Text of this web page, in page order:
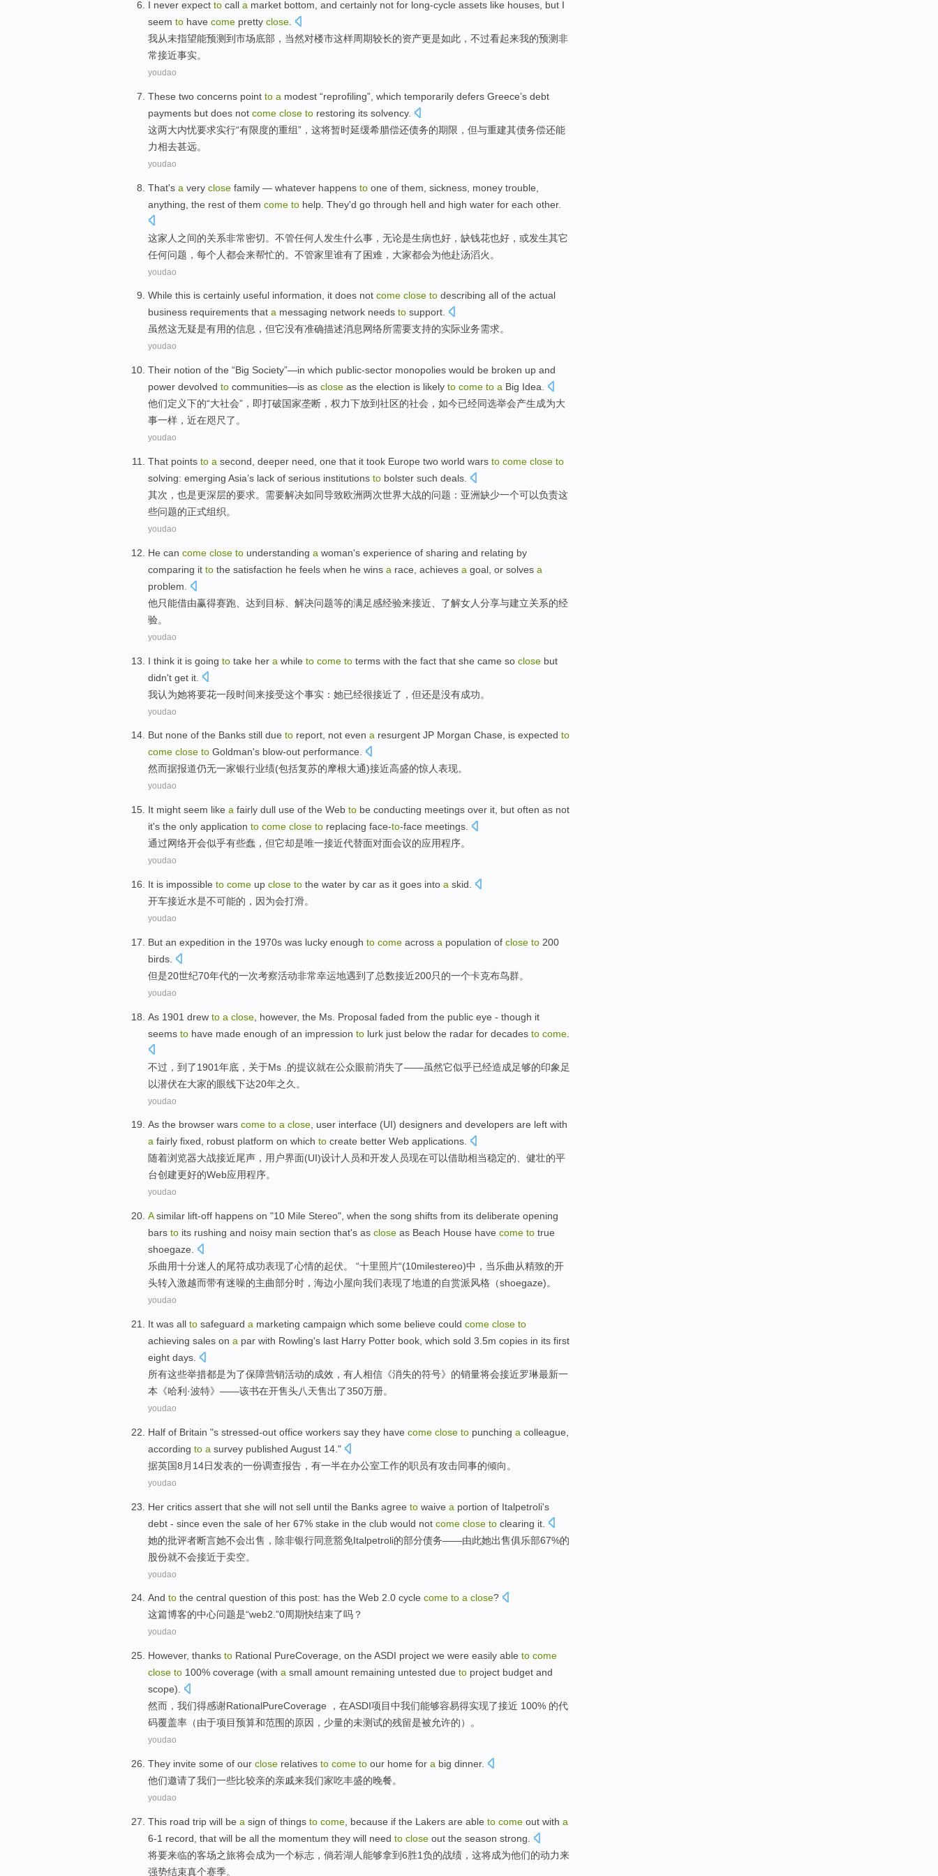
I never expect to call a market bottom , and certainly not for long-cycle assets like houses, but I
seem to have come pretty close
我从未指望能预测到市场底部 ， 当然对楼市这样周期较长的资产更是如此 ， 不过看起来我的预测非
常接近事实。
youdao
These two concerns point to a modest “reprofiling”, which temporarily defers Greece’s debt
payments but does not come close to restoring its solvency.
这两大内忧要求实行“有限度的重组”， 这将暂时延缓希腊偿还债务的期限， 但与重建其债务偿还能
力相去甚远。
youdao
That's a very close family — whatever happens to one of them sickness money trouble
anything , the rest of them come to help . They'd go through hell and high water for each other.
这家人之间的关系非常密切。 不管任何人 发生什么事，无论是生病也好，缺钱花也好，或发生其它
任何问题 ，每个 人都会来帮忙的。不管家里谁有了困难，大家都会为他赴汤滔火。
youdao
While this is certainly useful information, it does not come close to describing all of the actual
business requirements that a messaging network needs to support.
虽然这无疑是有用的信息 ， 但它没有准确描述消息网络所需要支持的实际业务需求。
youdao
Their notion of the “Big Society”—in which public-sector monopolies would be broken up and
power devolved to communities—is as close as the election is likely to come to a Big Idea.
他们定义下的“大社会”，即打破国家垄断 ， 权力下放到社区的社会，如今已经同选举会产生成为大
事一样， 近在咫尺了。
youdao
That points to a second deeper need one that it took Europe two world wars to come close to
solving: emerging Asia’s lack of serious institutions to bolster such deals.
其次 ， 也是更深层的要求。 需要解决如同导致欧洲两次世界大战的问题： 亚洲缺少一个可以负责这
些问题的正式组织。
youdao
He can come close to understanding a woman's experience of sharing and relating by
comparing it to the satisfaction he feels when he wins a race achieves a goal , or solves a
problem
他只能借由赢得赛跑 达到 目标 解决问题等的满足感经验来接近 了解女人分享与建立关系的经
验。
youdao
I think it is going to take her a while to come to terms with the fact that she came so close but
didn't get it
我认为她将要花一段时间来接受这个事实 ： 她已经很接近了， 但还是没有成功。
youdao
But none of the Banks still due to report, not even a resurgent JP Morgan Chase, is expected to
come close to Goldman's blow-out performance.
然而据报道仍无一家银行业绩(包括复苏的摩根大通)接近高盛的惊人表现。
youdao
It might seem like a fairly dull use of the Web to be conducting meetings over it but often as not
it's the only application to come close to replacing face-to-face meetings
通过网络开会似乎有些蠢 ， 但它却是唯一接近代替面对面会议的应用程序。
youdao
It is impossible to come up close to the water by car as it goes into a skid
开车接近水是不可能的， 因为会打滑。
youdao
But an expedition in the 1970s was lucky enough to come across a population of close to 200
birds
但是20世纪70年代的一次考察活动非常幸运地遇到 了总数接近200只的一个卡克布鸟群。
youdao
As 1901 drew to a close however, the Ms. Proposal faded from the public eye - though it
seems to have made enough of an impression to lurk just below the radar for decades to come
不过 ，到了1901年底， 关于Ms . 的提议就在公众眼前消失了——虽然它似乎已经造成足够的印象 足
以潜伏在大家的眼线下达20年之久。
youdao
As the browser wars come to a close, user interface (UI) designers and developers are left with
a fairly fixed, robust platform on which to create better Web applications.
随着浏览器大战接近尾声 ， 用户界面(UI)设计人员和开发人员现在可以借助相当稳定的、 健壮的平
台创建更好的Web应用程序。
youdao
Asimilar lift-off happens on "10 Mile Stereo", when the song shifts from its deliberate opening
bars to its rushing and noisy main section that's as close as Beach House have come to true
shoegaze
乐曲用十分迷人的尾符成功表现了心情的起伏。 “十里照片“(10milestereo)中， 当 乐曲 从精致的开
头转入激越而带有迷噪的主曲部分时， 海边小屋向我们表现了地道的自赏派风格（shoegaze)。
youdao
It was all to safeguard a marketing campaign which some believe could come close to
achieving sales on a par with Rowling's last Harry Potter book , which sold 3.5m copies in its first
eight days
所有这些举措都是为了保障营销活动的成效， 有人相信 《消失的符号》的销量将会接近罗琳最新一
本《哈利 ·波特》——该书在开售头八天售出了350万册。
youdao
Half of Britain "s stressed-out office workers say they have come close to punching a colleague
according to a survey published August 14 ."
据英国8月 14日发表的一份调查报告 ， 有一半在办公室工作的职员有攻击同事的倾向。
youdao
Her critics assert that she will not sell until the Banks agree to waive a portion of Italpetroli's
debt - since even the sale of her 67% stake in the club would not come close to clearing it.
她的批评者断言她不会出售 ， 除非银行同意豁免Italpetroli的部分债务——由此她出售俱乐部67%的
股份就不会接近于卖空。
youdao
And to the central question of this post: has the Web 2.0 cycle come to a close?
这篇博客的中心问题是“web2.”0周期快结束了吗？
youdao
However, thanks to Rational PureCoverage on the ASDI project we were easily able to come
close to 100% coverage (with a small amount remaining untested due to project budget and
scope).
然而 ， 我们得感谢RationalPureCoverage ， 在ASDI项目中我们能够容易得实现了接近 100% 的代
码覆盖率 （由于项目预算和范围的原因， 少量的未测试的残留是被允许的）。
youdao
They invite some of our close relatives to come to our home for a big dinner.
他们邀请了我们一些比较亲的亲戚来我们家吃丰盛的晚餐。
youdao
This road trip will be a sign of things to come because if the Lakers are able to come out with a
6-1 record, that will be all the momentum they will need to close out the season strong
将要来临的客场之旅将会成为一个标志 ， 倘若湖人能够拿到6胜1负的战绩， 这将成为他们的动力来
强势结束真个赛季。